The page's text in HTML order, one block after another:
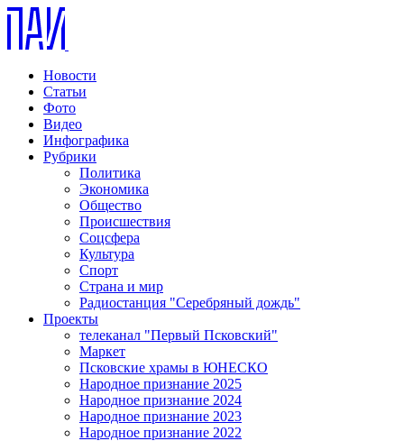
Новости
Статьи
Фото
Видео
Инфографика
Рубрики
Политика
Экономика
Общество
Происшествия
Соцсфера
Культура
Спорт
Страна и мир
Радиостанция "Серебряный дождь"
Проекты
телеканал "Первый Псковский"
Маркет
Псковские храмы в ЮНЕСКО
Народное признание 2025
Народное признание 2024
Народное признание 2023
Народное признание 2022